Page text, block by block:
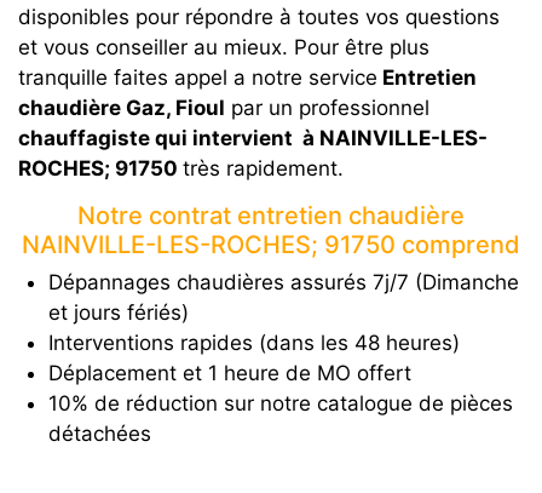
disponibles pour répondre à toutes vos questions
et vous conseiller au mieux. Pour être plus
tranquille faites appel a notre service Entretien
chaudière Gaz, Fioul par un professionnel
chauffagiste qui intervient à NAINVILLE-LES-
ROCHES; 91750 très rapidement.
Notre contrat entretien chaudière
NAINVILLE-LES-ROCHES; 91750 comprend
Dépannages chaudières assurés 7j/7 (Dimanche
et jours fériés)
Interventions rapides (dans les 48 heures)
Déplacement et 1 heure de MO offert
10% de réduction sur notre catalogue de pièces
détachées